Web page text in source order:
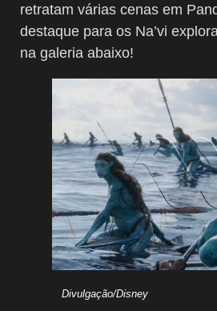
retratam várias cenas em
destaque para os Na’vi
na galeria abaixo!
Divulgação/Disney